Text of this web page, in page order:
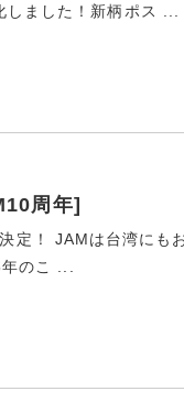
ました！新柄ポス ...
周年]
定！ JAMは台湾にも
のこ ...